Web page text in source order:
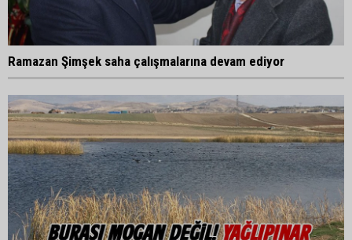
Ramazan Şimşek saha çalışmalarına devam ediyor